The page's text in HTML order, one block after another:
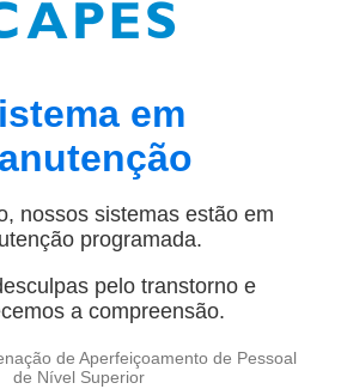
em
nossos sistemas estão em
programada.
pelo transtorno e
a compreensão.
de Aperfeiçoamento de Pessoal
de Nível Superior